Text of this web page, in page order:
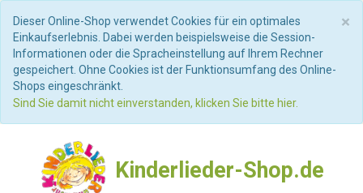
×
Dieser Online-Shop verwendet Cookies für ein optimales
Einkaufserlebnis. Dabei werden beispielsweise die Session-
Informationen oder die Spracheinstellung auf Ihrem Rechner
gespeichert. Ohne Cookies ist der Funktionsumfang des Online-
Shops eingeschränkt.
Sind Sie damit nicht einverstanden, klicken Sie bitte hier.
Kinderlieder-Shop.de